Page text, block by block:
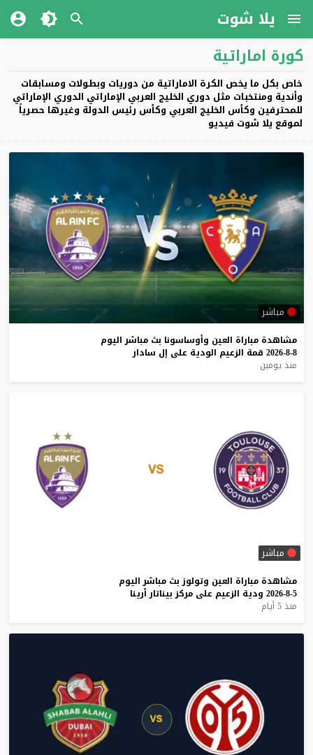
يلا شوت
كورة اماراتية
خاص بكل ما يخص الكرة الاماراتية من دوريات وبطولات ومسابقات
وأندية ومنتخبات مثل دوري الخليج العربي الإماراتي الدوري الإماراتي
للمحترفين وكأس الخليج العربي وكأس رئيس الدولة وغيرها حصرياً
لموقع يلا شوت فيديو
مباشر
مشاهدة مباراة العين وأوساسونا بث مباشر اليوم
8-8-2026
قمة الزعيم الودية على إل سادار
منذ يومين
مباشر
مشاهدة مباراة العين وتولوز بث مباشر اليوم
5-8-2026
ودية الزعيم على مركز بيناتار أرينا
منذ 5 أيام